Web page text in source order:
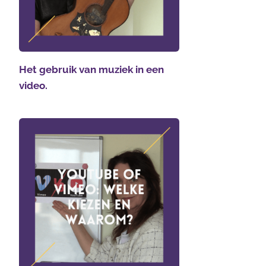
Het gebruik van muziek in een
video.